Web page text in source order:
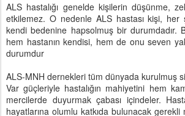
ALS hastalığı genelde kişilerin düşünme,
etkilemez. O nedenle ALS hastası kişi, her
kendi bedenine hapsolmuş bir durumdadır.
hem hastanın kendisi, hem de onu seven
durumdur
ALS-MNH dernekleri tüm dünyada kurulmuş
Var güçleriyle hastalığın mahiyetini hem
mercilerde duyurmak çabası içindeler.
hayatlarına olumlu katkıda bulunacak